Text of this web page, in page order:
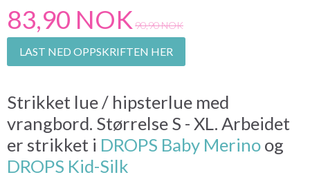
83,90 NOK 90,90 NOK
LAST NED OPPSKRIFTEN HER
Strikket lue / hipsterlue med
vrangbord. Størrelse S - XL. Arbeidet
er strikket i DROPS Baby Merino og
DROPS Kid-Silk